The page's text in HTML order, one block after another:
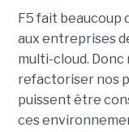
F5 fait beaucoup
aux entreprises
multi-cloud.
refactoriser nos
puissent être
ces